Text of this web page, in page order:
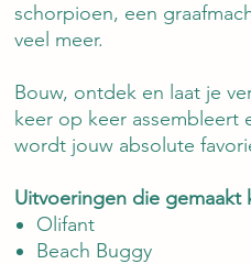
schorpioen, een
veel meer.
Bouw, ontdek en laat je
keer op keer assembleert
wordt jouw absolute
Uitvoeringen die gemaakt
Olifant
Beach Buggy